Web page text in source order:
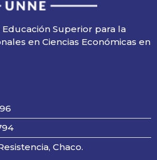
Superior para la
en Ciencias Económicas en
Chaco.